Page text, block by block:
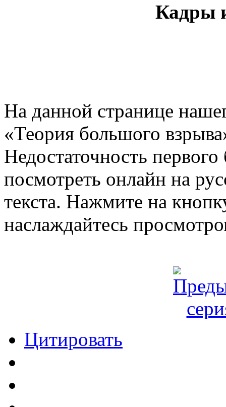
Кадры
На данной странице
«Теория большого
Недостаточность
посмотреть онлайн на
текста. Нажмите на
наслаждайтесь
Цитировать